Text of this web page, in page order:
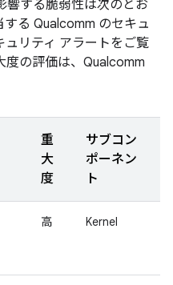
響する脆弱性は次のとお
る Qualcomm のセキュ
ュリティ アラートをご覧
度の評価は、Qualcomm
重
大
度
サブコン
ポーネン
ト
高 Kernel